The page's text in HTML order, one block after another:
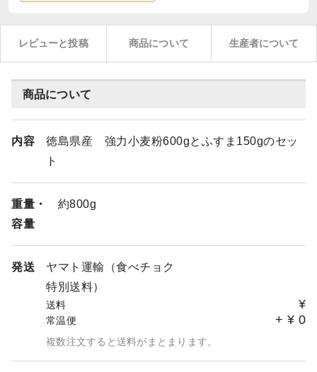
レビューと投稿 商品について 生産者について
商品について
内容
徳島県産 強力小麦粉600gとふすま150gのセッ
ト
重量・
容量
約800g
発送
ヤマト運輸（食べチョク
特別送料）
送料 ¥
常温便 + ¥ 0
複数注文すると送料がまとまります。